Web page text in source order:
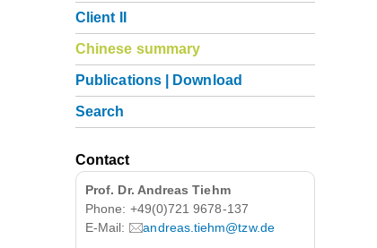
Client II
Chinese summary
Publications | Download
Search
Contact
Prof. Dr. Andreas Tiehm
Phone: +49(0)721 9678-137
E-Mail:
andreas.tiehm@tzw.de